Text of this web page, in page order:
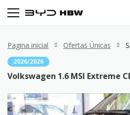
Pagina inicial Ofertas Únicas
2026/2026
Volkswagen 1.6 MSI Extreme